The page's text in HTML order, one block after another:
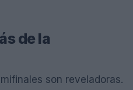
de la
son reveladoras.